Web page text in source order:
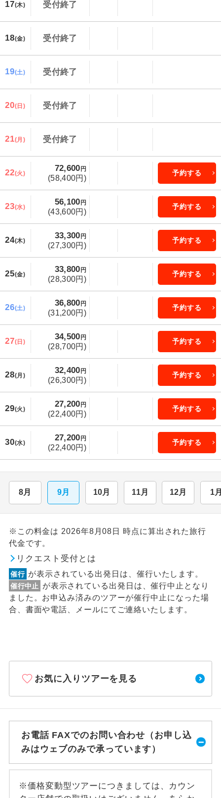
17(木) 受付終了
18(金) 受付終了
19(土) 受付終了
20(日) 受付終了
21(月) 受付終了
22(火)
72,600 円
(58,400円)
予約する
23(水)
56,100 円
(43,600円)
予約する
24(木)
33,300 円
(27,300円)
予約する
25(金)
33,800 円
(28,300円)
予約する
26(土)
36,800 円
(31,200円)
予約する
27(日)
34,500 円
(28,700円)
予約する
28(月)
32,400 円
(26,300円)
予約する
29(火)
27,200 円
(22,400円)
予約する
30(水)
27,200 円
(22,400円)
予約する
8月 9月 10月 11月 12月 1
※この料金は 2026年8月08日 時点に算出された旅行
代金です。
リクエスト受付とは
催行 が表示されている出発日は、催行いたします。
催行中止
が表示されている出発日は、催行中止となり
ました。お申込み済みのツアーが催行中止になった場
合、書面や電話、メールにてご連絡いたします。
お気に入りツアーを見る
お電話 FAXでのお問い合わせ（お申し込
みはウェブのみで承っています）
※価格変動型ツアーにつきましては、カウン